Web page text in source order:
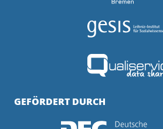
GEFÖRDERT DURCH